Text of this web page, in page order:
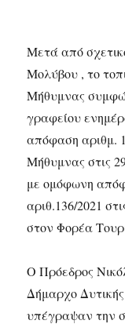
Μετά από
Μολύβου , το
Μήθυμνας
γραφείου
απόφαση αριθμ.
Μήθυμνας στις
με ομόφωνη
αριθ.136/2021
στον Φορέα
Ο Πρόεδρος
Δήμαρχο
υπέγραψαν την